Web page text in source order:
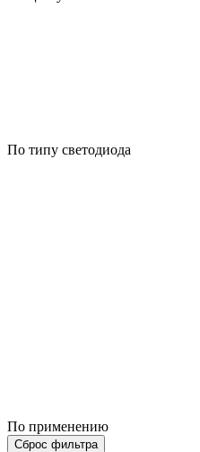
По типу светодиода
По применению
Сброс фильтра